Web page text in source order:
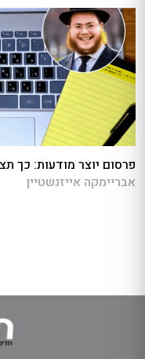
פרסום יוצר מודעות: כך
אבריימקה אייזנשטיין